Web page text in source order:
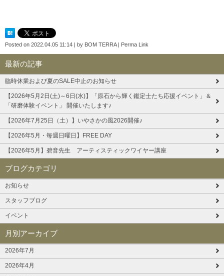
Posted on 2022.04.05 11:14 | by BOM TERRA| Perma Link
最新の記事
臨時休業および夏のSALE中止のお知らせ
【2026年5月2日(土)～6日(水)】「原石から輝く鑑定士たち応援イベント」＆
「研磨体験イベント」 開催いたします♪
【2026年7月25日（土）】いやさかの風2026開催♪
【2026年5月・毎週日曜日】FREE DAY
【2026年5月】碧音先生 アーティスティックワイヤー講座
ブログカテゴリ
お知らせ
スタッフブログ
イベント
月別アーカイブ
2026年7月
2026年4月